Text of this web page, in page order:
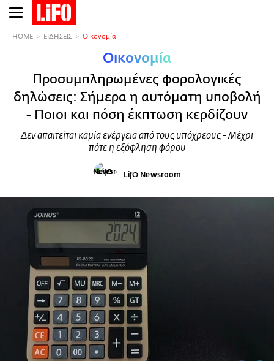
Παράκαμψη
προς
HOME ΕΙΔΗΣΕΙΣ Οικονομία
Οικονομία
Προσυμπληρωμένες φορολογικές
δηλώσεις: Σήμερα η αυτόματη υποβολή
- Ποιοι και πόση έκπτωση κερδίζουν
Δεν απαιτείται καμία ενέργεια από τους υπόχρεους - Μέχρι
πότε η εξόφληση φόρου
LifO Newsroom